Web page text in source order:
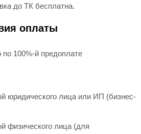
до ТК бесплатна.
оплаты
100%-й предоплате
юридического лица или ИП (бизнес-
физического лица (для